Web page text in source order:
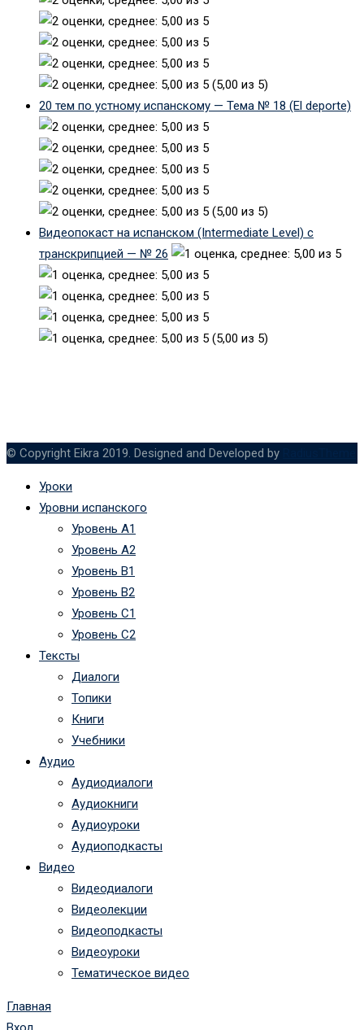
(5,00 из 5)
20 тем по устному испанскому — Тема № 18 (El deporte)
(5,00 из 5)
Видеопокаст на испанском (Intermediate Level) с
транскрипцией — № 26
(5,00 из 5)
© Copyright Eikra 2019. Designed and Developed by
Уроки
Уровни испанского
Уровень А1
Уровень А2
Уровень B1
Уровень B2
Уровень C1
Уровень C2
Тексты
Диалоги
Топики
Книги
Учебники
Аудио
Аудиодиалоги
Аудиокниги
Аудиоуроки
Аудиоподкасты
Видео
Видеодиалоги
Видеолекции
Видеоподкасты
Видеоуроки
Тематическое видео
Главная